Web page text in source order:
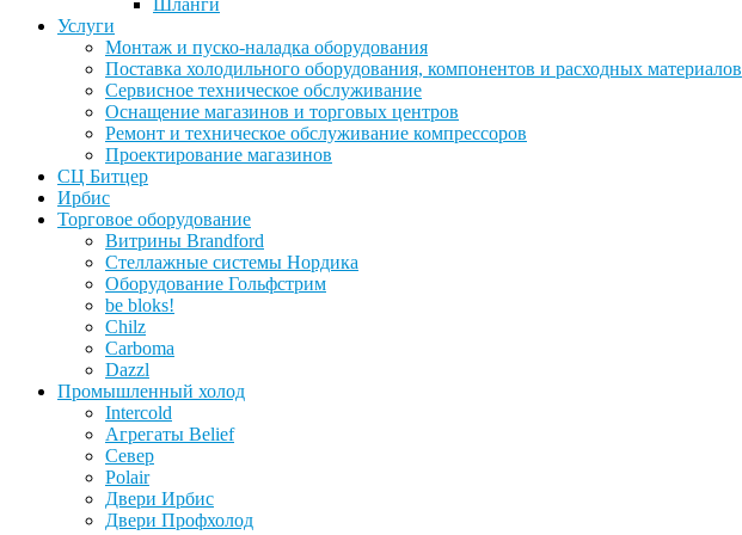
Шланги
Услуги
Монтаж и пуско-наладка оборудования
Поставка холодильного оборудования, компонентов и расходных материалов
Сервисное техническое обслуживание
Оснащение магазинов и торговых центров
Ремонт и техническое обслуживание компрессоров
Проектирование магазинов
СЦ Битцер
Ирбис
Торговое оборудование
Витрины Brandford
Стеллажные системы Нордика
Оборудование Гольфстрим
be bloks!
Chilz
Carboma
Dazzl
Промышленный холод
Intercold
Агрегаты Belief
Север
Polair
Двери Ирбис
Двери Профхолод